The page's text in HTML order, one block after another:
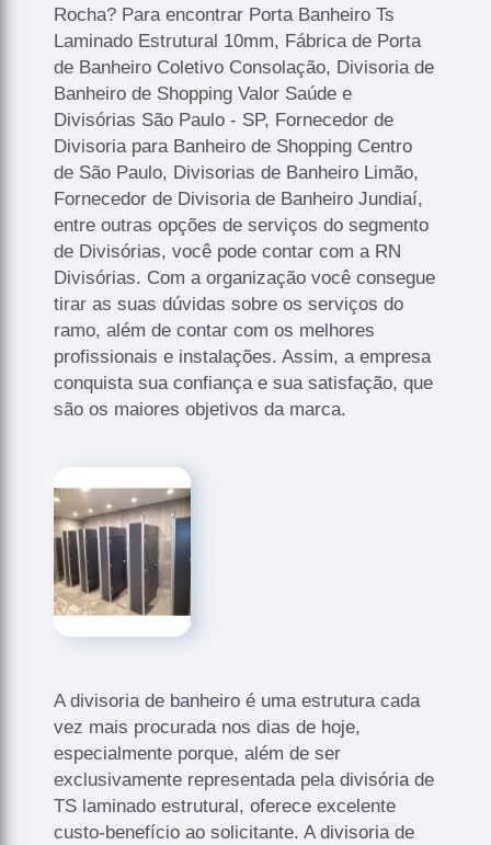
Rocha? Para encontrar Porta Banheiro Ts
Laminado Estrutural 10mm, Fábrica de Porta
de Banheiro Coletivo Consolação, Divisoria de
Banheiro de Shopping Valor Saúde e
Divisórias São Paulo - SP, Fornecedor de
Divisoria para Banheiro de Shopping Centro
de São Paulo, Divisorias de Banheiro Limão,
Fornecedor de Divisoria de Banheiro Jundiaí,
entre outras opções de serviços do segmento
de Divisórias, você pode contar com a RN
Divisórias. Com a organização você consegue
tirar as suas dúvidas sobre os serviços do
ramo, além de contar com os melhores
profissionais e instalações. Assim, a empresa
conquista sua confiança e sua satisfação, que
são os maiores objetivos da marca.
A divisoria de banheiro é uma estrutura cada
vez mais procurada nos dias de hoje,
especialmente porque, além de ser
exclusivamente representada pela divisória de
TS laminado estrutural, oferece excelente
custo-benefício ao solicitante. A divisoria de